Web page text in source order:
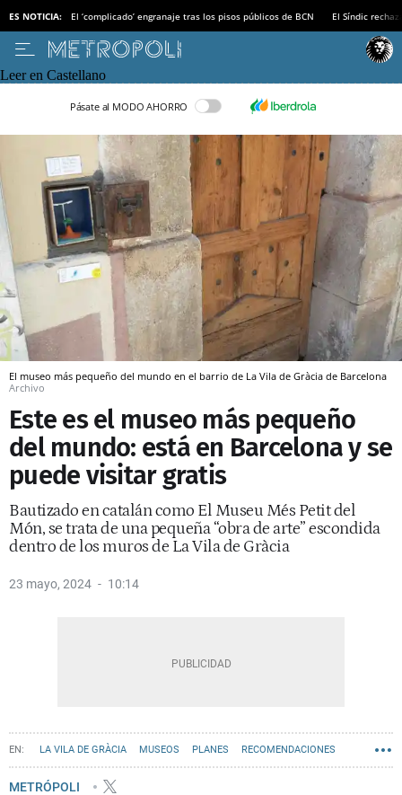
ES NOTICIA: El ‘complicado’ engranaje tras los pisos públicos de BCN El Síndic
Leer en Castellano
Pásate al MODO AHORRO
El museo más pequeño del mundo en el barrio de La Vila de Gràcia de Barcelona
Archivo
Este es el museo más pequeño
del mundo: está en Barcelona y se
puede visitar gratis
Bautizado en catalán como El Museu Més Petit del
Món, se trata de una pequeña “obra de arte” escondida
dentro de los muros de La Vila de Gràcia
23 mayo, 2024 10:14
LA VILA DE GRÀCIA MUSEOS PLANES RECOMENDACIONES
HISTORIA
METRÓPOLI